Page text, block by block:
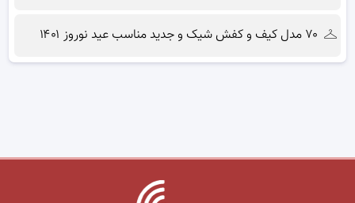
۷۰ مدل کیف و کفش شیک و جدید مناسب عید نوروز ۱۴۰۱